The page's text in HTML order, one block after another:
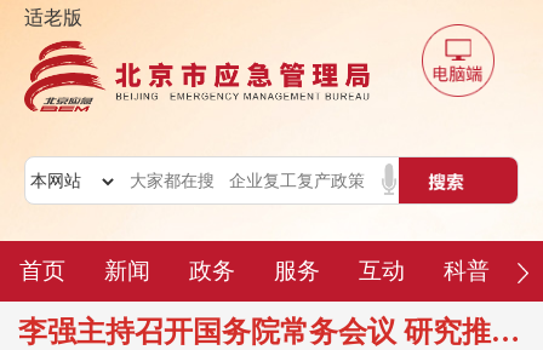
适老版
首页 新闻 政务 服务 互动 科普
李强主持召开国务院常务会议 研究推进全国统一大市场建设有关工作 审议通过《现代化应急体系建设“十五五”规划》 讨论《中华人民共和国中国人民银行法（修订草案）》